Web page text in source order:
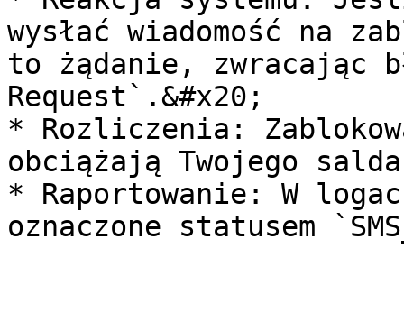
wysłać wiadomość na
to żądanie, zwracając
Request`.&#x20;
* Rozliczenia:
obciążają Twojego
* Raportowanie: W